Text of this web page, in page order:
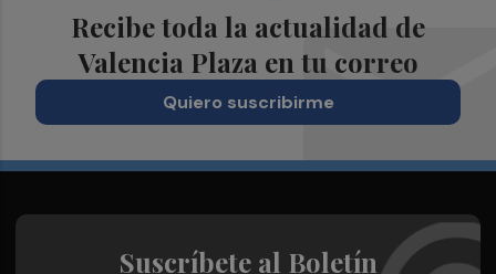
Recibe toda la actualidad de
Valencia Plaza en tu correo
Quiero suscribirme
Suscríbete al Boletín